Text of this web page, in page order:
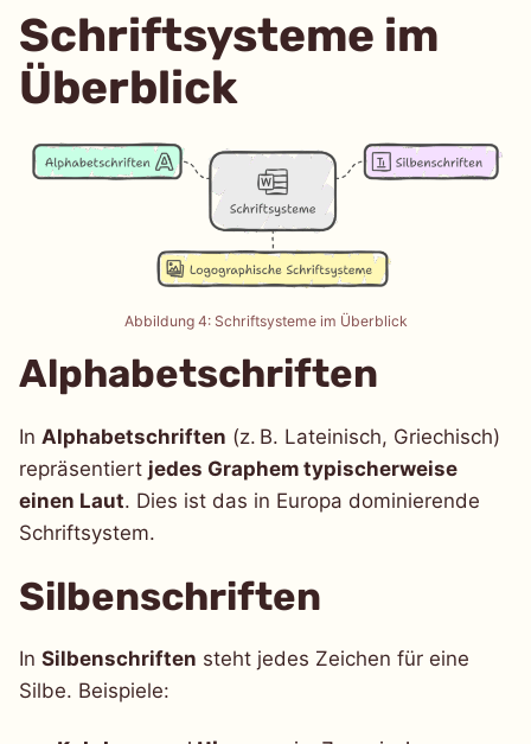
Schriftsysteme im
Überblick
Abbildung 4: Schriftsysteme im Überblick
Alphabetschriften
In Alphabetschriften (z. B. Lateinisch, Griechisch)
repräsentiert jedes Graphem typischerweise
einen Laut. Dies ist das in Europa dominierende
Schriftsystem.
Silbenschriften
In Silbenschriften steht jedes Zeichen für eine
Silbe. Beispiele: